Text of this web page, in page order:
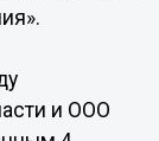
и ООО